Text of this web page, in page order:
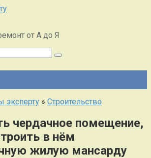
от А до Я
эксперту » Строительство
чердачное помещение,
в нём
жилую мансарду